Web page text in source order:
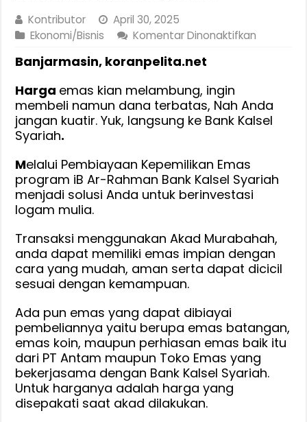
Kontributor
April 30, 2025
Ekonomi/Bisnis
Komentar Dinonaktifkan
Lebih
Mudah
Bersama
Syariah
Banjarmasin, koranpelita.net
Harga emas kian melambung, ingin
membeli namun dana terbatas, Nah Anda
jangan kuatir. Yuk, langsung ke Bank Kalsel
Syariah.
Melalui Pembiayaan Kepemilikan Emas
program iB Ar-Rahman Bank Kalsel Syariah
menjadi solusi Anda untuk berinvestasi
logam mulia.
Transaksi menggunakan Akad Murabahah,
anda dapat memiliki emas impian dengan
cara yang mudah, aman serta dapat dicicil
sesuai dengan kemampuan.
Ada pun emas yang dapat dibiayai
pembeliannya yaitu berupa emas batangan,
emas koin, maupun perhiasan emas baik itu
dari PT Antam maupun Toko Emas yang
bekerjasama dengan Bank Kalsel Syariah.
Untuk harganya adalah harga yang
disepakati saat akad dilakukan.